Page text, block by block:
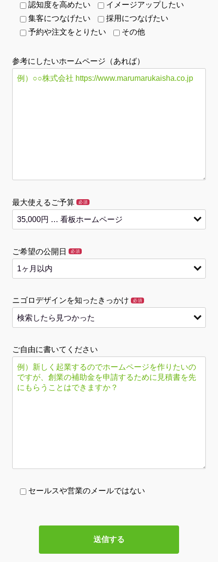
認知度を高めたい
イメージアップしたい
集客につなげたい
採用につなげたい
予約や注文をとりたい
その他
参考にしたいホームページ（あれば）
最大使えるご予算 必須
ご希望の公開日 必須
ニゴロデザインを知ったきっかけ 必須
ご自由に書いてください
セールスや営業のメールではない